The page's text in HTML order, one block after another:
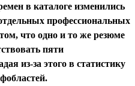
в каталоге изменились
профессиональных
что одно и то же резюме
пяти
из-за этого в статистику